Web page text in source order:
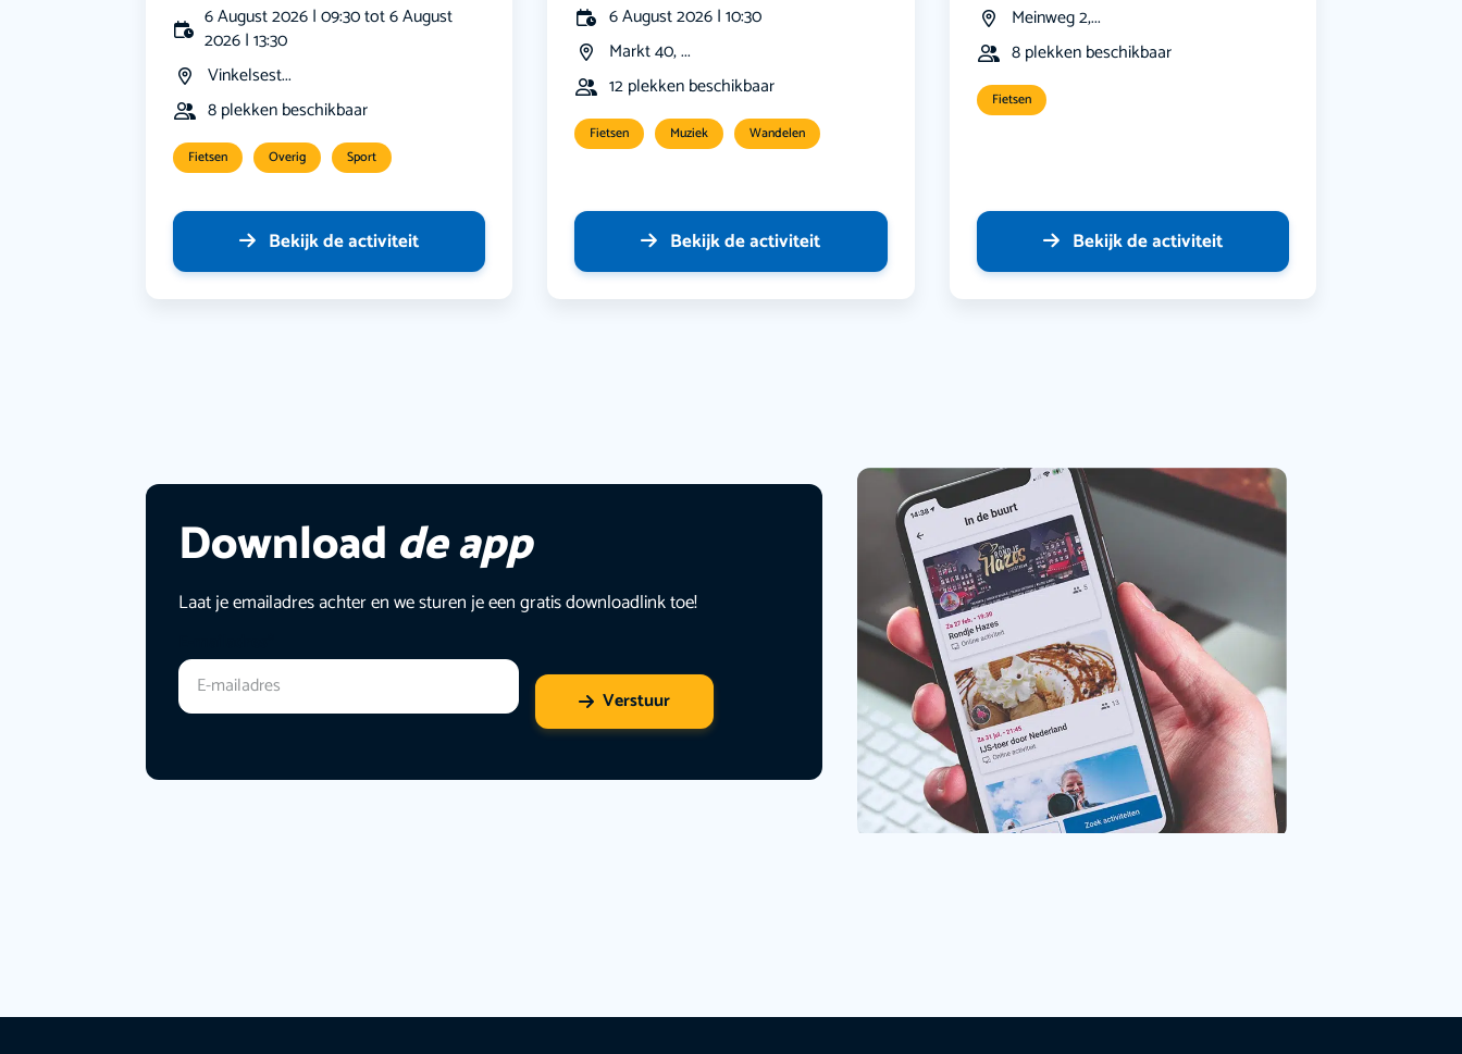
6 August 2026 | 09:30 tot 6 August
2026 | 13:30
Vinkelsest...
8 plekken beschikbaar
Fietsen Overig Sport
Bekijk de activiteit
6 August 2026 | 10:30
Markt 40, ...
12 plekken beschikbaar
Fietsen Muziek Wandelen
Bekijk de activiteit
Meinweg 2,...
8 plekken beschikbaar
Fietsen
Bekijk de activiteit
Download de app
Laat je emailadres achter en we sturen je een gratis downloadlink toe!
Verstuur